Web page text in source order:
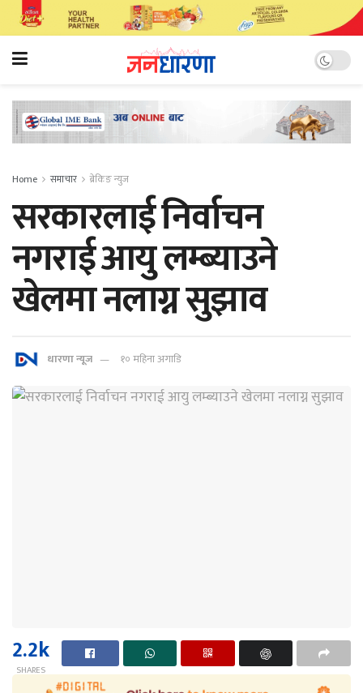
Home समाचार ब्रेकिङ न्युज
सरकारलाई निर्वाचन
नगराई आयु लम्ब्याउने
खेलमा नलाग्न सुझाव
धारणा न्यूज १० महिना अगाडि
2.2k
SHARES